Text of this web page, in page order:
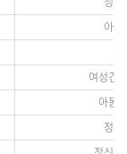
아
여성건
아동
정